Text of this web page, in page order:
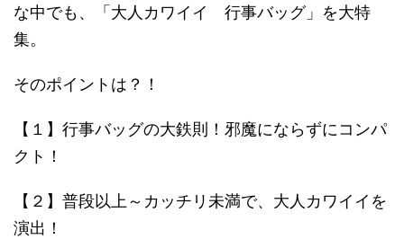
な中でも、「大人カワイイ 行事バッグ」を大特
集。
そのポイントは？！
【１】行事バッグの大鉄則！邪魔にならずにコンパ
クト！
【２】普段以上～カッチリ未満で、大人カワイイを
演出！